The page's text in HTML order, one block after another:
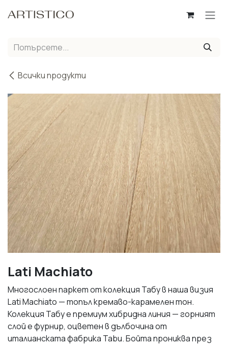
Всички продукти
Lati Machiato
Многослоен паркет от колекция Табу в наша визия
Lati Machiato — топъл кремаво-карамелен тон.
Колекция Табу е премиум хибридна линия — горният
слой е фурнир, оцветен в дълбочина от
италианската фабрика Tabu. Бойта прониква през